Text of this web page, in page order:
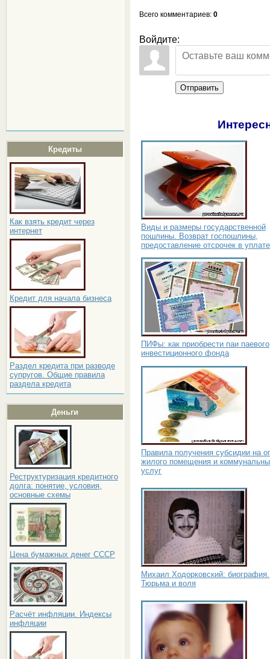
Кредиты
Как взять кредит через
интернет
Кредит для начала бизнеса
Раздел кредита при разводе
супругов. Общие правила
раздела кредита
Деньги
Реструктуризация кредитного
долга: понятие, условия,
основные схемы
Цена бумажных денег СССР
Расчёт инфляции. Индексы
инфляции
Всего комментариев: 0
Войдите:
Отправить
Виды и размеры государственной
пошлины. Возврат госпошлины,
предоставление отсрочек в уплате
ПИФы: как приобрести паи паевого
инвестиционного фонда
Правила получения субсидии на
жилого помещения и
услуг
Михаил Ходорковский: биография.
Тюрьма и воля